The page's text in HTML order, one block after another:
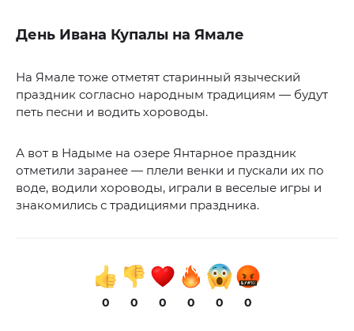
День Ивана Купалы на Ямале
На Ямале тоже отметят старинный языческий
праздник согласно народным традициям — будут
петь песни и водить хороводы.
А вот в Надыме на озере Янтарное праздник
отметили заранее — плели венки и пускали их по
воде, водили хороводы, играли в веселые игры и
знакомились с традициями праздника.
0 0 0 0 0 0